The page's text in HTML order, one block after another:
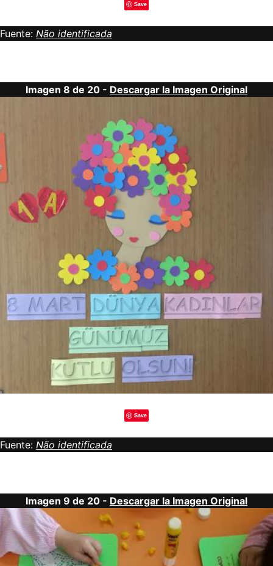
Save
Fuente: Não identificada
Imagen 8 de 20 - Descargar la Imagen Original
Save
Fuente: Não identificada
Imagen 9 de 20 - Descargar la Imagen Original